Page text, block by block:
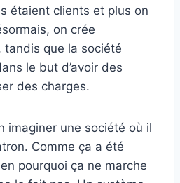
étaient clients et plus on
on crée
tandis que la société
le but d’avoir des
des charges.
imaginer une société où il
Comme ça a été
pourquoi ça ne marche